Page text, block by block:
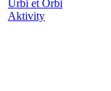
Urbi et Orbi
Aktivity